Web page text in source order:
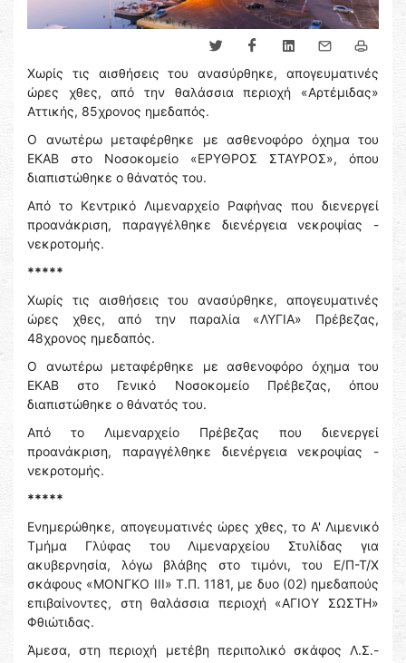
Χωρίς τις αισθήσεις του ανασύρθηκε, απογευματινές
ώρες χθες, από την θαλάσσια περιοχή «Αρτέμιδας»
Αττικής, 85χρονος ημεδαπός.
Ο ανωτέρω μεταφέρθηκε με ασθενοφόρο όχημα του
ΕΚΑΒ στο Νοσοκομείο «ΕΡΥΘΡΟΣ ΣΤΑΥΡΟΣ», όπου
διαπιστώθηκε ο θάνατός του.
Από το Κεντρικό Λιμεναρχείο Ραφήνας που διενεργεί
προανάκριση, παραγγέλθηκε διενέργεια νεκροψίας -
νεκροτομής.
*****
Χωρίς τις αισθήσεις του ανασύρθηκε, απογευματινές
ώρες χθες, από την παραλία «ΛΥΓΙΑ» Πρέβεζας,
48χρονος ημεδαπός.
Ο ανωτέρω μεταφέρθηκε με ασθενοφόρο όχημα του
ΕΚΑΒ στο Γενικό Νοσοκομείο Πρέβεζας, όπου
διαπιστώθηκε ο θάνατός του.
Από το Λιμεναρχείο Πρέβεζας που διενεργεί
προανάκριση, παραγγέλθηκε διενέργεια νεκροψίας -
νεκροτομής.
*****
Ενημερώθηκε, απογευματινές ώρες χθες, το Α' Λιμενικό
Τμήμα Γλύφας του Λιμεναρχείου Στυλίδας για
ακυβερνησία, λόγω βλάβης στο τιμόνι, του Ε/Π-Τ/Χ
σκάφους «ΜΟΝΓΚΟ ΙΙΙ» Τ.Π. 1181, με δυο (02) ημεδαπούς
επιβαίνοντες, στη θαλάσσια περιοχή «ΑΓΙΟΥ ΣΩΣΤΗ»
Φθιώτιδας.
Άμεσα, στη περιοχή μετέβη περιπολικό σκάφος Λ.Σ.-